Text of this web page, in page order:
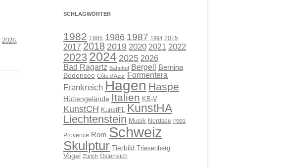
2026,
SCHLAGWÖRTER
1982 1985 1986 1987 1994 2015
2017 2018 2019 2020 2021 2022
2023 2024 2025 2026
Bad Ragartz Bahnhof Bergell Bernina
Bodensee Côte d’Azur Formentera
Frankreich Hagen Haspe
Hüttengelände Italien KB-V
KunstCH KunstFL KunstHA
Liechtenstein Musik Nordsee P001
Provence Rom Schweiz
Skulptur Tierbild Triesenberg
Vogel
Zürich Österreich